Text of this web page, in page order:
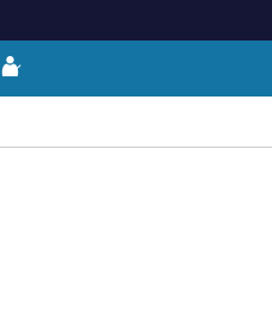
Aanmelden